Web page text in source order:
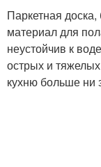
Паркетная
материал для
неустойчив к
острых и
кухню больше ни